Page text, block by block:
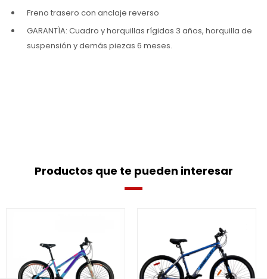
Freno trasero con anclaje reverso
GARANTÌA: Cuadro y horquillas rígidas 3 años, horquilla de
suspensión y demás piezas 6 meses.
Productos que te pueden interesar